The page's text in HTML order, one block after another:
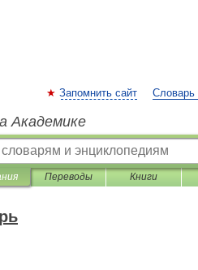
Запомнить сайт Словарь
Академике
Переводы Книги